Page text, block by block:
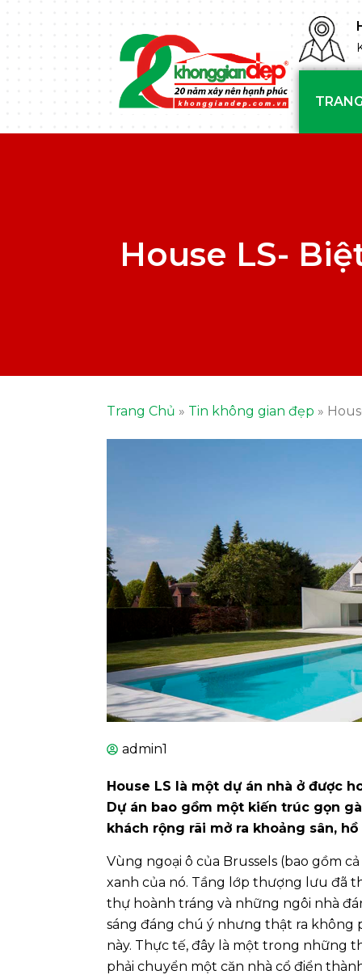
House LS-
Trang Chủ » Tin không gian đẹp »
admin1
House LS là một dự án nhà ở được
Dự án bao gồm một kiến trúc gọn
khách rộng rãi mở ra khoảng sân,
Vùng ngoại ô của Brussels (bao gồm
xanh của nó. Tầng lớp thượng lưu đã
thự hoành tráng và những ngôi nhà
sáng đáng chú ý nhưng thật ra
này. Thực tế, đây là một trong những
phải chuyển một căn nhà cổ điển